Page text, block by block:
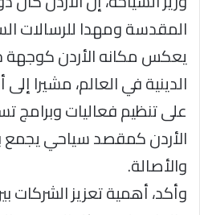
المقدسة ومهدا للرسالات
يعكس مكانه الأردن كوجهة
الدينية في العالم، مشيرا
على تنظيم فعاليات وبرامج
الأردن كمقصد سياحي يجمع
والأصالة.
وأكد، أهمية تعزيز الشركات